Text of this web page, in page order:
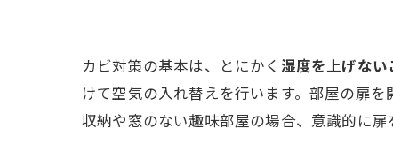
カビ対策の基本は、とにかく 湿度を上げない
けて空気の入れ替えを行います。部屋の扉
収納や窓のない趣味部屋の場合、意識的に